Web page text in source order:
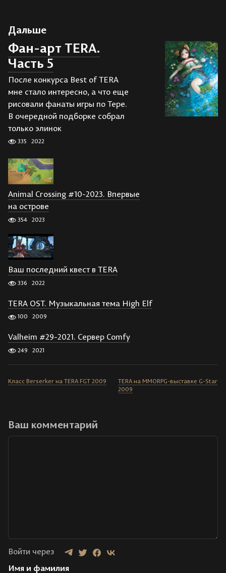
Дальше
Фан-арт TERA.
Часть 5
После конкурса Best of TERA
мне стало интересно, а что еще
рисовали фанаты игры по Тере.
В очередной подборке собрал
только элинок
335 2022
Animal Crossing #10-2023. Впервые
на острове
354 2023
Ваш последний квест в TERA
336 2022
TERA OST. Музыкальная тема High Elf
100 2009
Valheim #29-2021. Сервер Comfy
249 2021
Класс Berserker на TERA FGT 2009
TERA на MMORPG-выставке G-Star
2009
Ваш комментарий
Войти через
Имя и фамилия